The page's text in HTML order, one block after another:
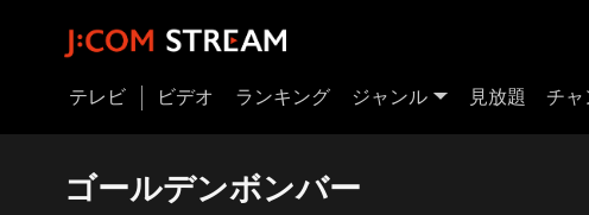
テレビ ビデオ ランキング ジャンル 見放題 チャ
ゴールデンボンバー